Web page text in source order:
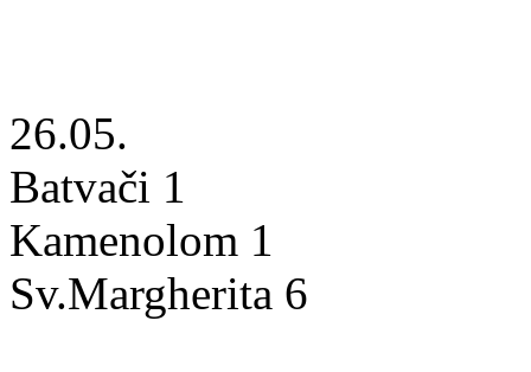
26.05.
Batvači 1
Kamenolom 1
Sv.Margherita 6